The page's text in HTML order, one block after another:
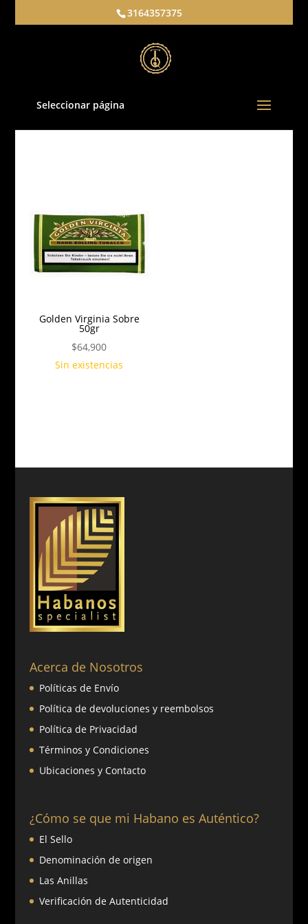
3164357375
Seleccionar página
Golden Virginia Sobre
50gr
$64,900
Sin existencias
Acerca de Nosotros
Políticas de Envío
Política de devoluciones y reembolsos
Política de Privacidad
Términos y Condiciones
Ubicaciones y Contacto
¿Cómo se que mi Habano es Auténtico?
El Sello
Denominación de origen
Las Anillas
Verificación de Autenticidad